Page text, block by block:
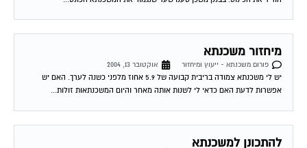
מיחזור משכנתא
פורום משכנתא - ייעוץ ומיחזור
יש לי משכנתא צמודה בריבית קבועה של 5.9 אחוז מלפני כשנה לערך. האם יש
אפשרות לדעת האם כדאי לי לשנות אותה מאחר והיום המשכנתאות זולות...
להתכונן למשכנתא
פורום משכנתא - ייעוץ ומיחזור